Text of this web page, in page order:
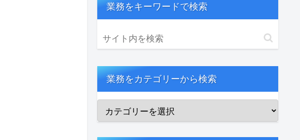
業務をキーワードで検索
業務をカテゴリーから検索